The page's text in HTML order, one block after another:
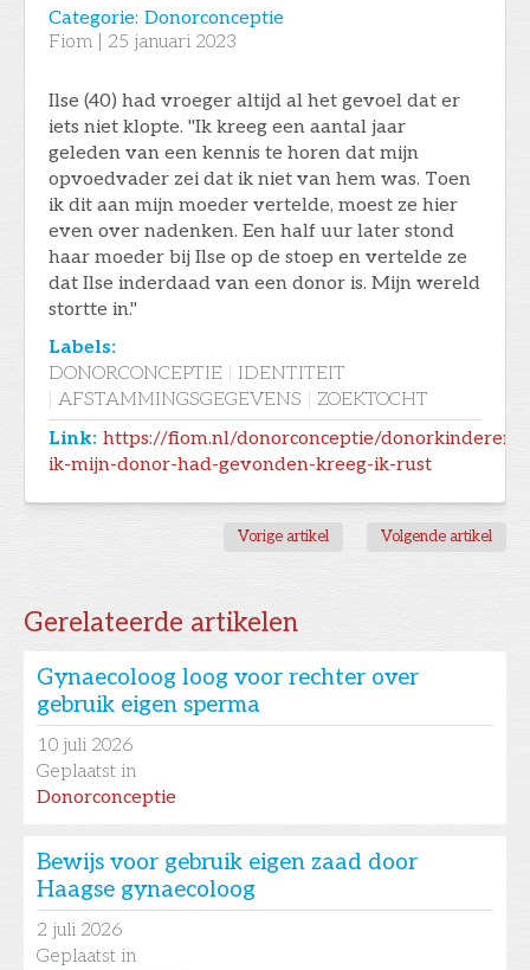
Categorie: Donorconceptie
Fiom
25 januari 2023
Ilse (40) had vroeger altijd al het gevoel dat er
iets niet klopte. "Ik kreeg een aantal jaar
geleden van een kennis te horen dat mijn
opvoedvader zei dat ik niet van hem was. Toen
ik dit aan mijn moeder vertelde, moest ze hier
even over nadenken. Een half uur later stond
haar moeder bij Ilse op de stoep en vertelde ze
dat Ilse inderdaad van een donor is. Mijn wereld
stortte in."
Labels:
DONORCONCEPTIE
IDENTITEIT
AFSTAMMINGSGEGEVENS
ZOEKTOCHT
Link: https://fiom.nl/donorconceptie/donorkinderen/
ik-mijn-donor-had-gevonden-kreeg-ik-rust
Vorige artikel Volgende artikel
Gerelateerde artikelen
Gynaecoloog loog voor rechter over
gebruik eigen sperma
10 juli 2026
Geplaatst in
Donorconceptie
Bewijs voor gebruik eigen zaad door
Haagse gynaecoloog
2 juli 2026
Geplaatst in